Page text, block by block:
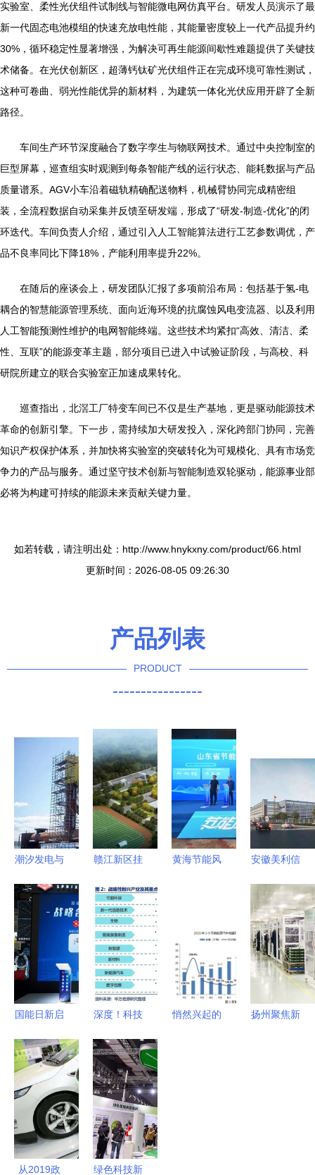
实验室、柔性光伏组件试制线与智能微电网仿真平台。研发人员演示了最
新一代固态电池模组的快速充放电性能，其能量密度较上一代产品提升约
30%，循环稳定性显著增强，为解决可再生能源间歇性难题提供了关键技
术储备。在光伏创新区，超薄钙钛矿光伏组件正在完成环境可靠性测试，
这种可卷曲、弱光性能优异的新材料，为建筑一体化光伏应用开辟了全新
路径。
车间生产环节深度融合了数字孪生与物联网技术。通过中央控制室的
巨型屏幕，巡查组实时观测到每条智能产线的运行状态、能耗数据与产品
质量谱系。AGV小车沿着磁轨精确配送物料，机械臂协同完成精密组
装，全流程数据自动采集并反馈至研发端，形成了“研发-制造-优化”的闭
环迭代。车间负责人介绍，通过引入人工智能算法进行工艺参数调优，产
品不良率同比下降18%，产能利用率提升22%。
在随后的座谈会上，研发团队汇报了多项前沿布局：包括基于氢-电
耦合的智慧能源管理系统、面向近海环境的抗腐蚀风电变流器、以及利用
人工智能预测性维护的电网智能终端。这些技术均紧扣“高效、清洁、柔
性、互联”的能源变革主题，部分项目已进入中试验证阶段，与高校、科
研院所建立的联合实验室正加速成果转化。
巡查指出，北滘工厂特变车间已不仅是生产基地，更是驱动能源技术
革命的创新引擎。下一步，需持续加大研发投入，深化跨部门协同，完善
知识产权保护体系，并加快将实验室的突破转化为可规模化、具有市场竞
争力的产品与服务。通过坚守技术创新与智能制造双轮驱动，能源事业部
必将为构建可持续的能源未来贡献关键力量。
如若转载，请注明出处：http://www.hnykxny.com/product/66.html
更新时间：2026-08-05 09:26:30
产品列表
PRODUCT
----------------
潮汐发电与
引领新能源
未来的双翼
赣江新区挂
亿投资驱动
能源革命，
擘画南昌未
来新蓝图
黄海节能风
2023年节
能宣传周启
动，聚焦新
兴能源技术
安徽美利信
期项目开工
仪式圆满举
行，新兴能
源技术研发
开启新篇章
国能日新启
计划，聚焦
新兴能源技
术研发
深度！科技
价值分析
聚焦新兴能
源技术研发
的指数基金
产品研究系
列报告
悄然兴起的
扬州聚焦新
从2019政 绿色科技新